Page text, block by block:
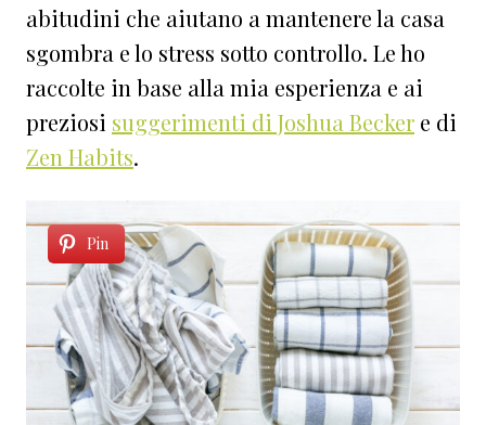
abitudini che aiutano a mantenere la casa
sgombra e lo stress sotto controllo. Le ho
raccolte in base alla mia esperienza e ai
preziosi suggerimenti di Joshua Becker e di
Zen Habits.
Pin